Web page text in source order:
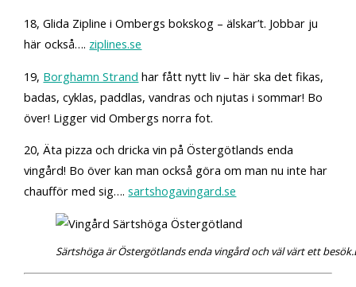
18, Glida Zipline i Ombergs bokskog – älskar’t. Jobbar ju
här också…. ziplines.se
19, Borghamn Strand har fått nytt liv – här ska det fikas,
badas, cyklas, paddlas, vandras och njutas i sommar! Bo
över! Ligger vid Ombergs norra fot.
20, Äta pizza och dricka vin på Östergötlands enda
vingård! Bo över kan man också göra om man nu inte har
chaufför med sig….sartshogavingard.se
Särtshöga är Östergötlands enda vingård och väl värt ett